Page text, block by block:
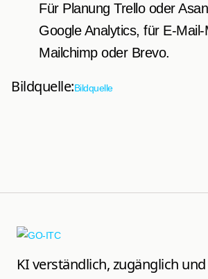
Für Planung Trello oder
Google Analytics, für E-
Mailchimp oder Brevo.
Bildquelle:Bildquelle
KI verständlich, zugänglich und